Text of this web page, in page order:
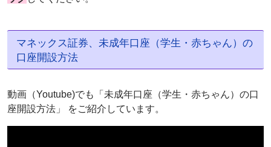
マネックス証券、未成年口座（学生・赤ちゃん）の
口座開設方法
動画（Youtube)でも「未成年口座（学生・赤ちゃん）の口
座開設方法」 をご紹介しています。